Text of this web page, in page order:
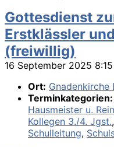
Gottesdienst
Erstklässler
(freiwillig)
16 September 2025 8:15
Ort: Gnadenkirche
Terminkategorien:
Hausmeister u.
Kollegen 3./4. Jgst.,
Schulleitung,